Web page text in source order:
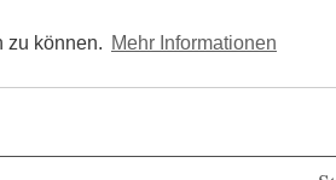
zu können. Mehr Informationen
Kostenlos registrieren